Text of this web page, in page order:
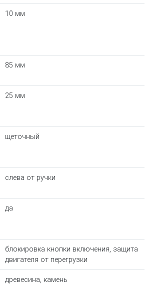
10 мм
85 мм
25 мм
щеточный
слева от ручки
да
блокировка кнопки включения, защита
двигателя от перегрузки
древесина, камень